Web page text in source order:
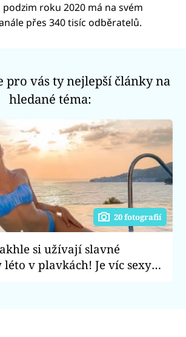
podzim roku 2020 má na svém
přes 340 tisíc odběratelů.
pro vás ty nejlepší články na
hledané téma:
20 fotografií
si užívají slavné
v plavkách! Je víc sexy